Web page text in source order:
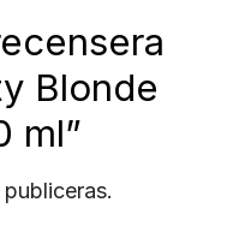
Blonde
ml”